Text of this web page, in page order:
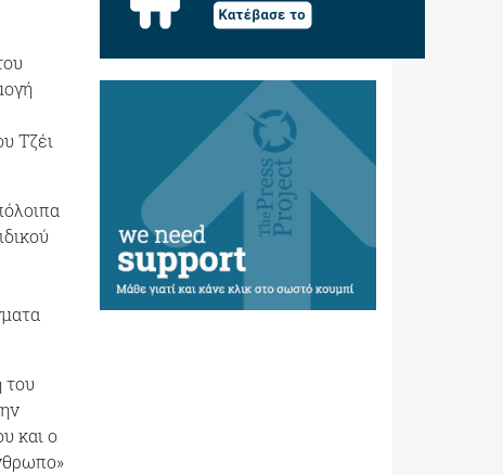
Τζέι
του
και ο